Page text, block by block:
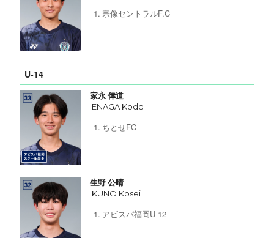
宗像セントラルF.C
U-14
家永 倖道
IENAGA Kodo
ちとせFC
生野 公晴
IKUNO Kosei
アビスパ福岡U-12